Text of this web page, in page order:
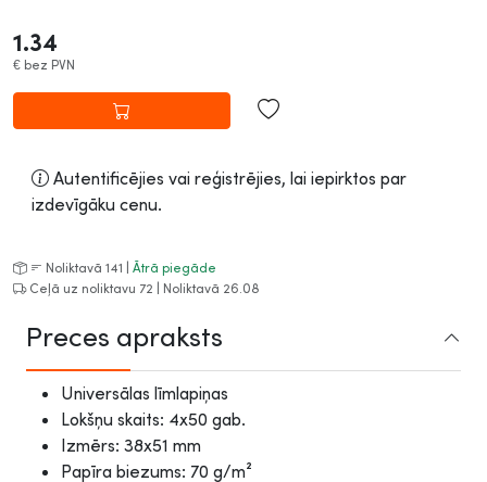
1.34
€ bez PVN
Autentificējies vai reģistrējies, lai iepirktos par
izdevīgāku cenu.
Noliktavā 141 | Ātrā piegāde
Ceļā uz noliktavu 72 | Noliktavā 26.08
Preces apraksts
Universālas līmlapiņas
Lokšņu skaits: 4x50 gab.
Izmērs: 38x51 mm
Papīra biezums: 70 g/m²